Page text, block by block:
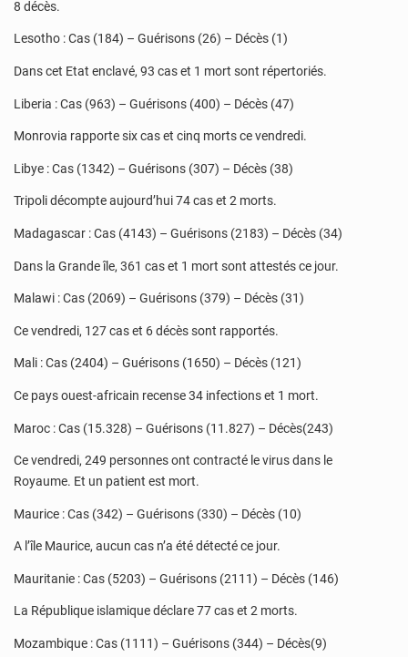
8 décès.
Lesotho : Cas (184) – Guérisons (26) – Décès (1)
Dans cet Etat enclavé, 93 cas et 1 mort sont répertoriés.
Liberia : Cas (963) – Guérisons (400) – Décès (47)
Monrovia rapporte six cas et cinq morts ce vendredi.
Libye : Cas (1342) – Guérisons (307) – Décès (38)
Tripoli décompte aujourd’hui 74 cas et 2 morts.
Madagascar : Cas (4143) – Guérisons (2183) – Décès (34)
Dans la Grande île, 361 cas et 1 mort sont attestés ce jour.
Malawi : Cas (2069) – Guérisons (379) – Décès (31)
Ce vendredi, 127 cas et 6 décès sont rapportés.
Mali : Cas (2404) – Guérisons (1650) – Décès (121)
Ce pays ouest-africain recense 34 infections et 1 mort.
Maroc : Cas (15.328) – Guérisons (11.827) – Décès(243)
Ce vendredi, 249 personnes ont contracté le virus dans le
Royaume. Et un patient est mort.
Maurice : Cas (342) – Guérisons (330) – Décès (10)
A l’île Maurice, aucun cas n’a été détecté ce jour.
Mauritanie : Cas (5203) – Guérisons (2111) – Décès (146)
La République islamique déclare 77 cas et 2 morts.
Mozambique : Cas (1111) – Guérisons (344) – Décès(9)